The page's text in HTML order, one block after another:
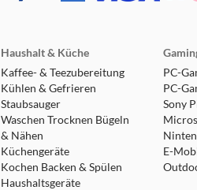
Haushalt & Küche
Kaffee- & Teezubereitung
Kühlen & Gefrieren
Staubsauger
Waschen Trocknen Bügeln
& Nähen
Küchengeräte
Kochen Backen & Spülen
Haushaltsgeräte
PC-
PC-
Sony
E-